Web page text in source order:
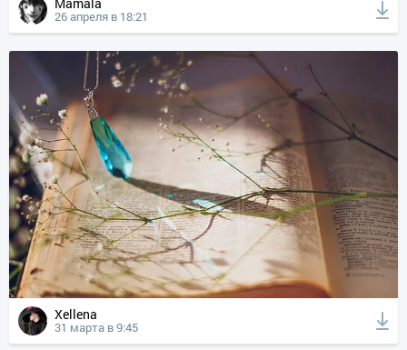
26 апреля в 18:21
Xellena
31 марта в 9:45